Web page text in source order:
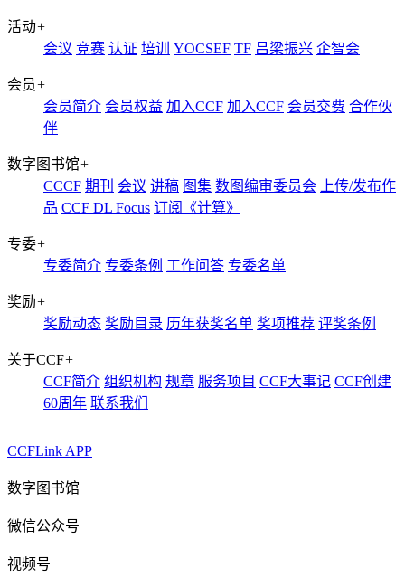
活动+
会议 竞赛 认证 培训 YOCSEF TF 吕梁振兴 企智会
会员+
会员简介 会员权益 加入CCF 加入CCF 会员交费 合作伙
伴
数字图书馆+
CCCF 期刊 会议 讲稿 图集 数图编审委员会
上传/发布作
品 CCF DL Focus 订阅《计算》
专委+
专委简介 专委条例 工作问答 专委名单
奖励+
奖励动态 奖励目录 历年获奖名单 奖项推荐 评奖条例
关于CCF+
CCF简介 组织机构 规章 服务项目 CCF大事记 CCF创建
60周年 联系我们
CCFLink APP
数字图书馆
微信公众号
视频号